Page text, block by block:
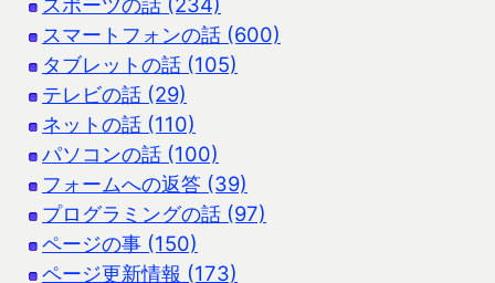
スマートフォンの話 (600)
タブレットの話 (105)
テレビの話 (29)
ネットの話 (110)
パソコンの話 (100)
フォームへの返答 (39)
プログラミングの話 (97)
ページの事 (150)
ページ更新情報 (173)